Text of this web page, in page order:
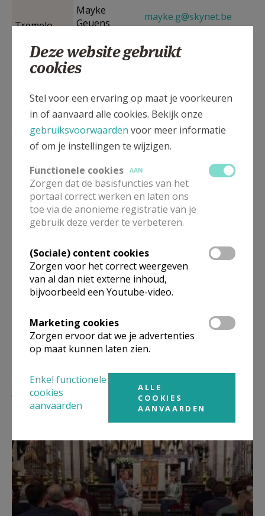
Tremelo
Bijstand)
Mayke
Geuens
mayke.g@skynet.be
Lorraine
Patry
lorraine.patry@telenet.be
Baal (St.-
Anna)
Omer
L’Enfant
omer.lenfant@skynet.be
Ninde (H.
Joke Simons
Begijnendijk
(St. Lucia)
Stijn Feyaerts
Laurentius)
Marcel Dim demarcel78@yahoo.com
David
Vanderwegen
Lees meer
Deze website gebruikt
cookies
Stel voor een ervaring op maat je voorkeuren
in of aanvaard alle cookies. Bekijk onze
gebruiksvoorwaarden voor meer informatie
of om je instellingen te wijzigen.
Functionele cookies
AAN
Zorgen dat de basisfuncties van het
portaal correct werken en laten ons
toe via de anonieme registratie van je
gebruik deze verder te verbeteren.
(Sociale) content cookies
Zorgen voor het correct weergeven
van al dan niet externe inhoud,
bijvoorbeeld een Youtube-video.
Marketing cookies
Zorgen ervoor dat we je advertenties
op maat kunnen laten zien.
Enkel functionele
cookies
aanvaarden
ALLE
COOKIES
AANVAARDEN